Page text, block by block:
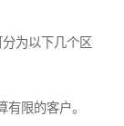
为以下几个区
限的客户。